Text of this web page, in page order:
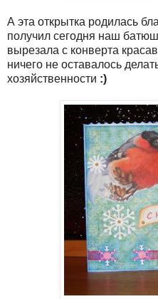
А эта открытка родилась
получил сегодня наш
вырезала с конверта
ничего не оставалось
хозяйственности :)